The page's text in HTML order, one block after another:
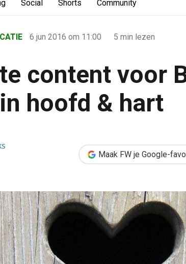
Social Shorts Community
6 jun 2016 om 11:00 5 min lezen
content voor
hoofd & hart
Maak FW je Google-